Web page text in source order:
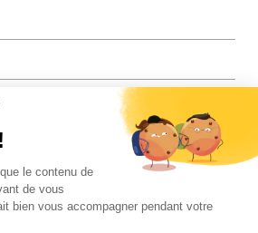
le contenu de
de vous
bien vous accompagner pendant votre
acceptés